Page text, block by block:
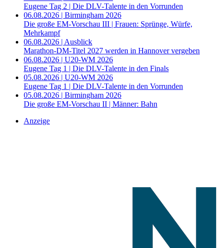
Eugene Tag 2 | Die DLV-Talente in den Vorrunden
06.08.2026 | Birmingham 2026
Die große EM-Vorschau III | Frauen: Sprünge, Würfe,
Mehrkampf
06.08.2026 | Ausblick
Marathon-DM-Titel 2027 werden in Hannover vergeben
06.08.2026 | U20-WM 2026
Eugene Tag 1 | Die DLV-Talente in den Finals
05.08.2026 | U20-WM 2026
Eugene Tag 1 | Die DLV-Talente in den Vorrunden
05.08.2026 | Birmingham 2026
Die große EM-Vorschau II | Männer: Bahn
Anzeige